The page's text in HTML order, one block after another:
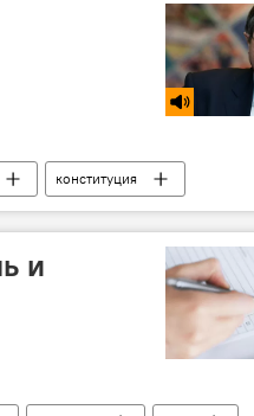
конституция
и